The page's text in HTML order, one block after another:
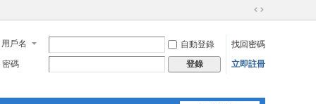
切
到
寬
用戶名 自動登錄
找回密碼
密碼
登錄 立即註冊